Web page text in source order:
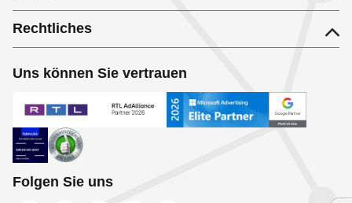
Rechtliches
Uns können Sie vertrauen
Folgen Sie uns